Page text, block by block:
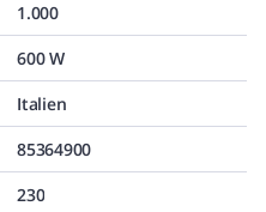
1.000
600 W
Italien
85364900
230